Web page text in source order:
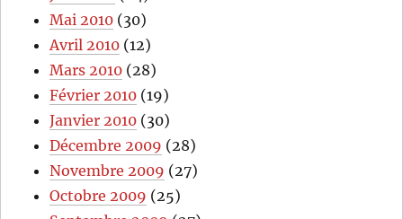
Mai 2010 (30)
Avril 2010 (12)
Mars 2010 (28)
Février 2010 (19)
Janvier 2010 (30)
Décembre 2009 (28)
Novembre 2009 (27)
Octobre 2009 (25)